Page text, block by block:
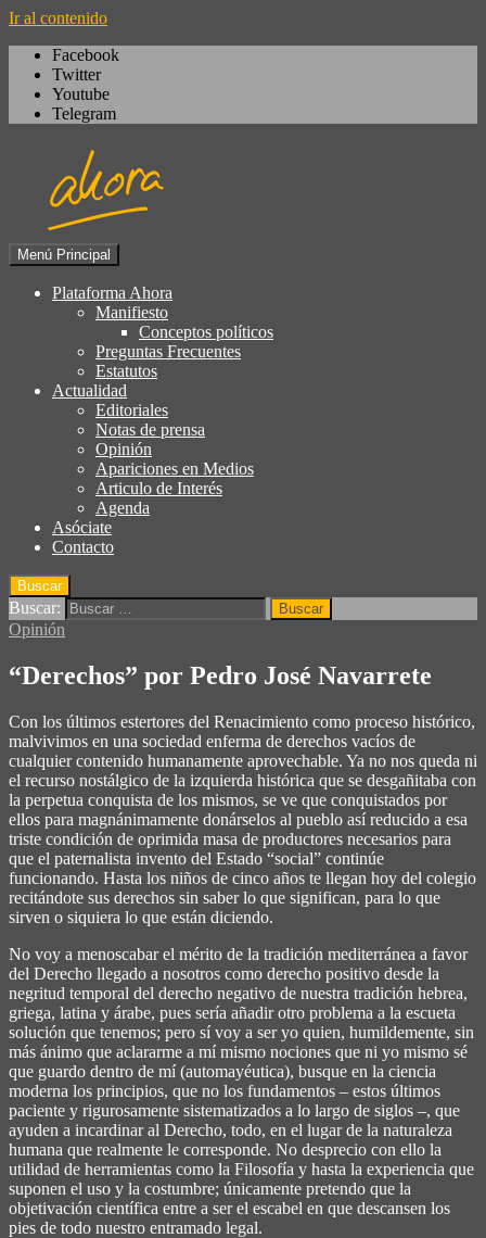
Ir al contenido
Facebook
Twitter
Youtube
Telegram
Plataforma Ahora
socialdemocracia, regeneración,
ciudadanía, laicismo, europeísmo
Menú Principal
Plataforma Ahora
Manifiesto
Conceptos políticos
Preguntas Frecuentes
Estatutos
Actualidad
Editoriales
Notas de prensa
Opinión
Apariciones en Medios
Articulo de Interés
Agenda
Asóciate
Contacto
Buscar
Buscar:
Opinión
“Derechos” por Pedro José Navarrete
Con los últimos estertores del Renacimiento como proceso histórico,
malvivimos en una sociedad enferma de derechos vacíos de
cualquier contenido humanamente aprovechable. Ya no nos queda ni
el recurso nostálgico de la izquierda histórica que se desgañitaba con
la perpetua conquista de los mismos, se ve que conquistados por
ellos para magnánimamente donárselos al pueblo así reducido a esa
triste condición de oprimida masa de productores necesarios para
que el paternalista invento del Estado “social” continúe
funcionando. Hasta los niños de cinco años te llegan hoy del colegio
recitándote sus derechos sin saber lo que significan, para lo que
sirven o siquiera lo que están diciendo.
No voy a menoscabar el mérito de la tradición mediterránea a favor
del Derecho llegado a nosotros como derecho positivo desde la
negritud temporal del derecho negativo de nuestra tradición hebrea,
griega, latina y árabe, pues sería añadir otro problema a la escueta
solución que tenemos; pero sí voy a ser yo quien, humildemente, sin
más ánimo que aclararme a mí mismo nociones que ni yo mismo sé
que guardo dentro de mí (automayéutica), busque en la ciencia
moderna los principios, que no los fundamentos – estos últimos
paciente y rigurosamente sistematizados a lo largo de siglos –, que
ayuden a incardinar al Derecho, todo, en el lugar de la naturaleza
humana que realmente le corresponde. No desprecio con ello la
utilidad de herramientas como la Filosofía y hasta la experiencia que
suponen el uso y la costumbre; únicamente pretendo que la
objetivación científica entre a ser el escabel en que descansen los
pies de todo nuestro entramado legal.